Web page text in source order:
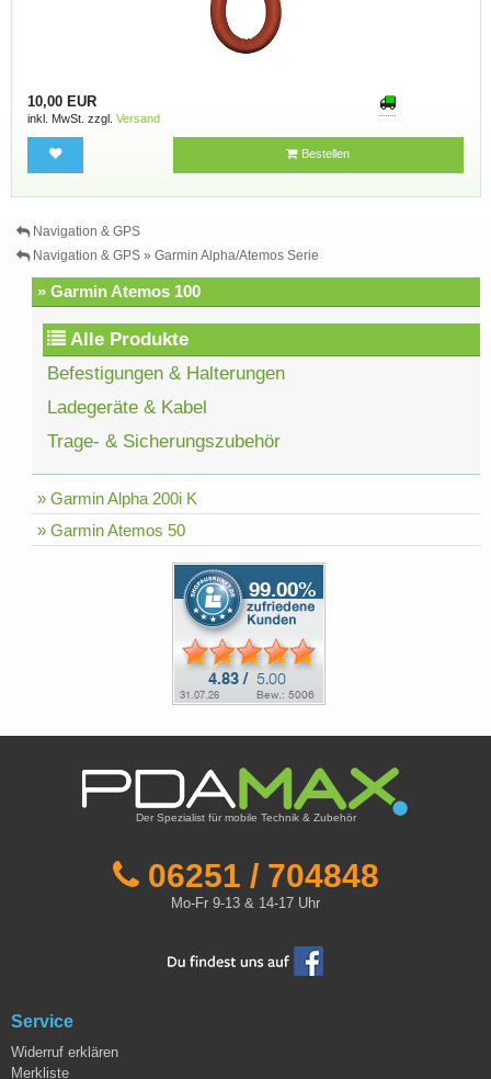
10,00 EUR
inkl. MwSt. zzgl. Versand
Bestellen
Navigation & GPS
Navigation & GPS » Garmin Alpha/Atemos Serie
» Garmin Atemos 100
Alle Produkte
Befestigungen & Halterungen
Ladegeräte & Kabel
Trage- & Sicherungszubehör
» Garmin Alpha 200i K
» Garmin Atemos 50
Der Spezialist für mobile Technik & Zubehör
06251 / 704848
Mo-Fr 9-13 & 14-17 Uhr
Service
Widerruf erklären
Merkliste